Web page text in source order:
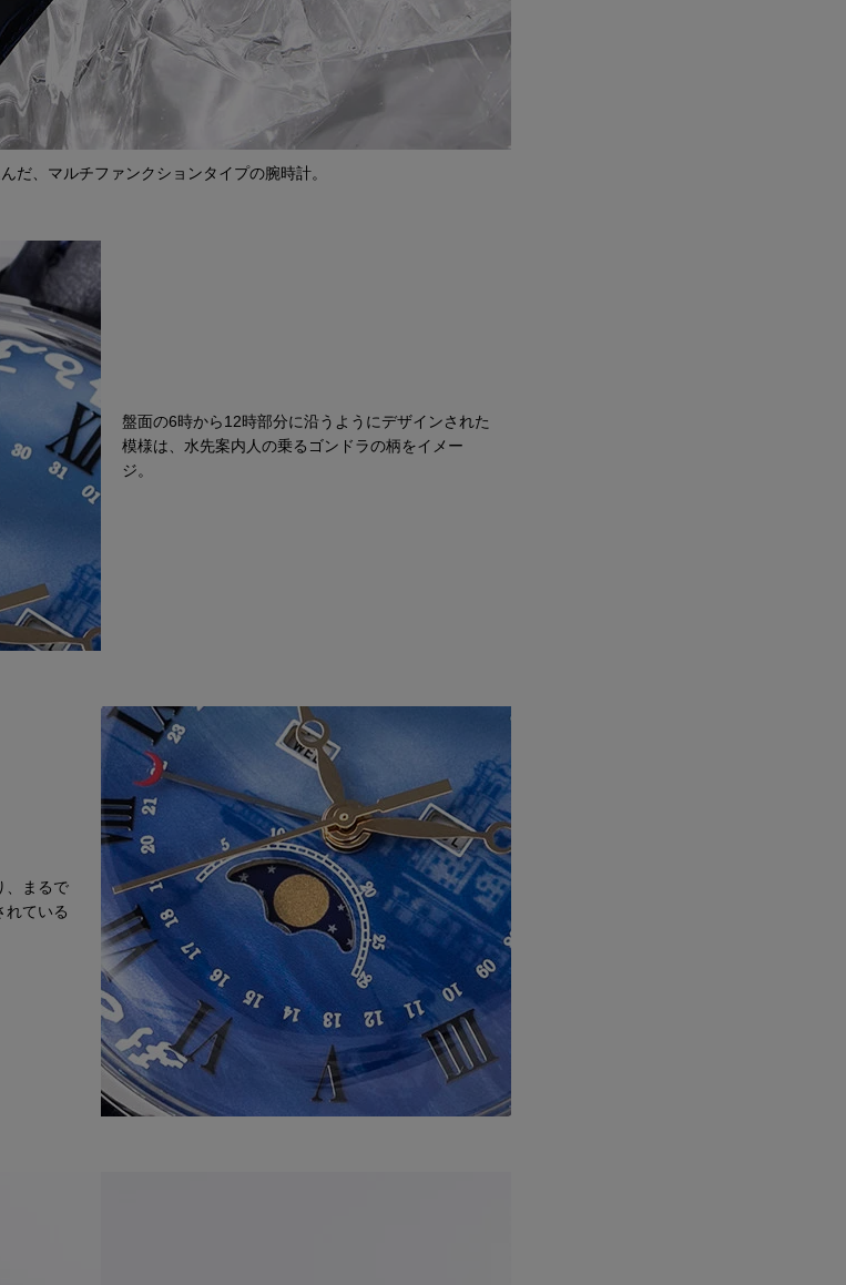
だ、マルチファンクションタイプの腕時計。
盤面の6時から12時部分に沿うようにデザインされた
模様は、水先案内人の乗るゴンドラの柄をイメー
ジ。
、まるで
れている